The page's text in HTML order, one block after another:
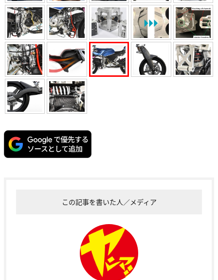
この記事を書いた人／メディア